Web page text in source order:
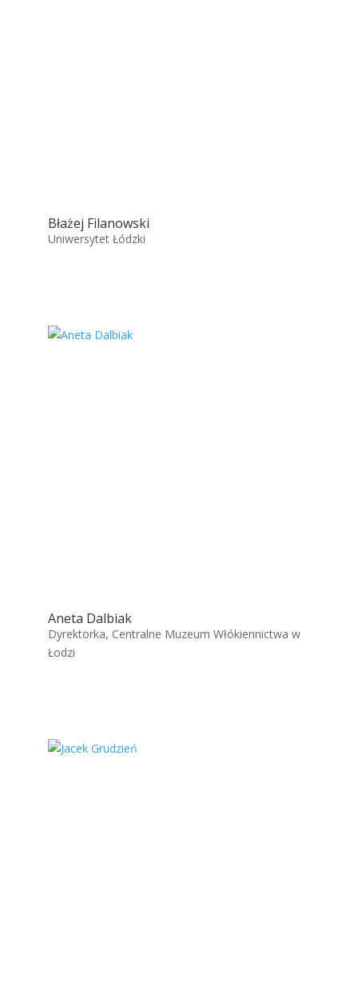
Błażej Filanowski
Uniwersytet Łódzki
Aneta Dalbiak
Dyrektorka, Centralne Muzeum Włókiennictwa w
Łodzi